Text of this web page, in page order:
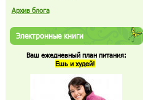
Архив блога
Электронные книги
Ваш ежедневный план питания:
Ешь и худей!